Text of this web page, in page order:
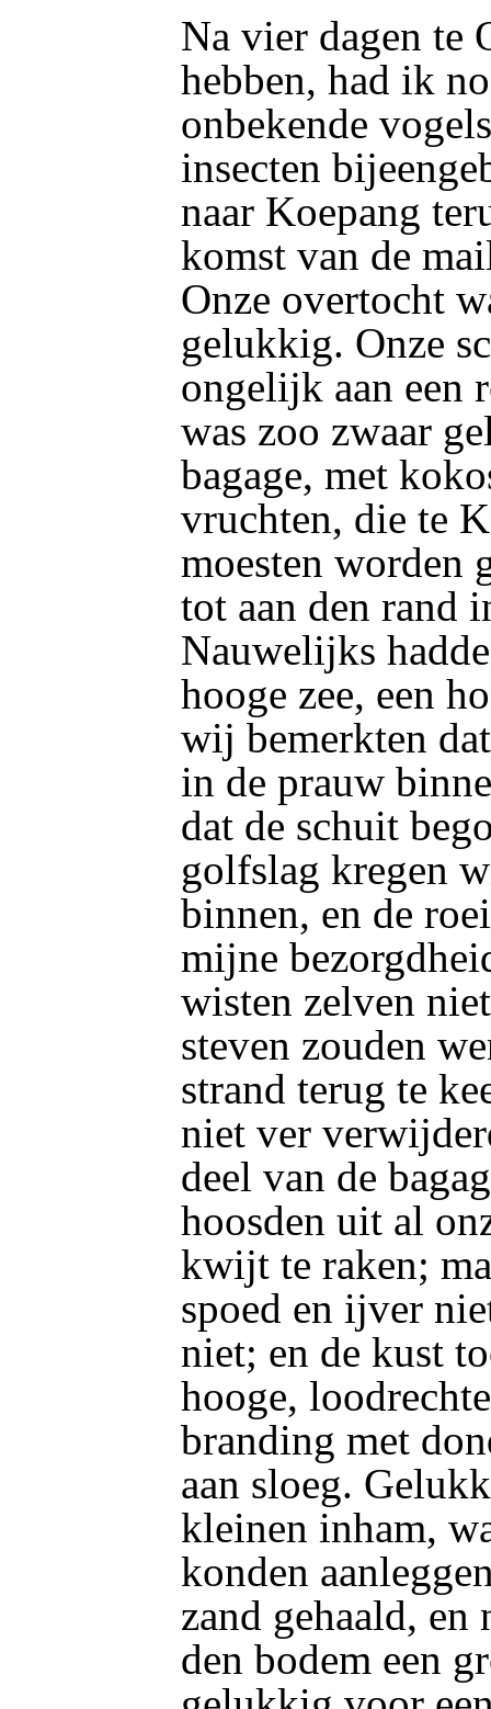
Na vier dagen te
hebben, had ik
onbekende
insecten
naar Koepang
komst van de
Onze overtocht
gelukkig. Onze
ongelijk aan een
was zoo zwaar
bagage, met
vruchten, die te
moesten worden
tot aan den rand
Nauwelijks
hooge zee, een
wij bemerkten
in de prauw
dat de schuit
golfslag kregen
binnen, en de
mijne
wisten zelven
steven zouden
strand terug te
niet ver
deel van de
hoosden uit al
kwijt te raken;
spoed en ijver
niet; en de kust
hooge,
branding met
aan sloeg.
kleinen inham,
konden
zand gehaald,
den bodem een